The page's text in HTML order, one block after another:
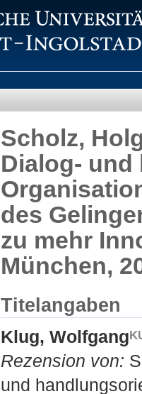
Scholz,
Dialog-
des
zu mehr
München,
Titelangaben
Klug, Wolfgang
Rezension von:
und